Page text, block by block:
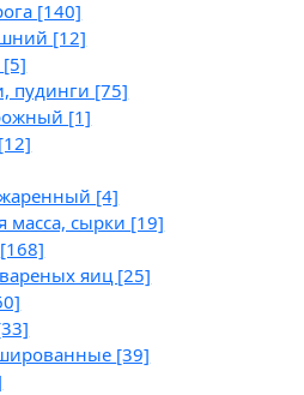
[140]
[12]
[5]
пудинги [75]
[1]
[12]
[4]
масса, сырки [19]
[168]
яиц [25]
[39]